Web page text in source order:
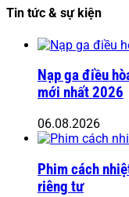
Tin tức & sự kiện
Nạp ga điều
mới nhất 2026
06.08.2026
Phim cách
riêng tư